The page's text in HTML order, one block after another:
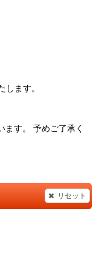
ます。
す。 予めご了承く
リセット